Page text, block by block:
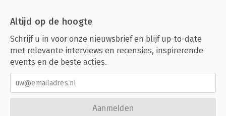
Altijd op de hoogte
Schrijf u in voor onze nieuwsbrief en blijf up-to-date
met relevante interviews en recensies, inspirerende
events en de beste acties.
Aanmelden